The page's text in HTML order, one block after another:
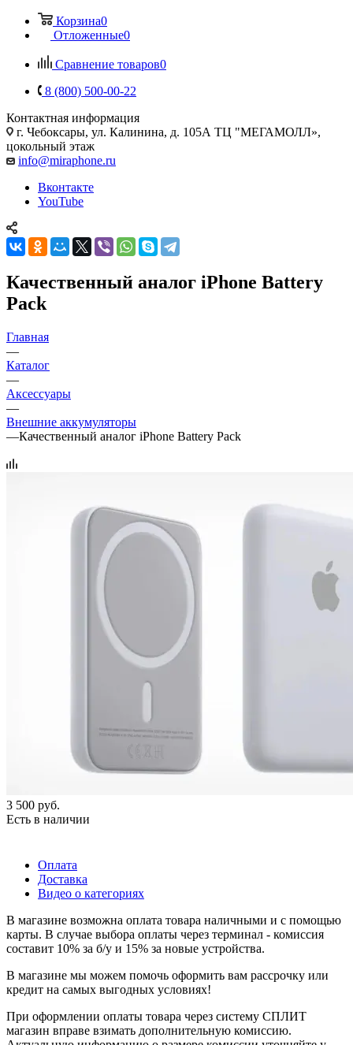
Корзина0
Отложенные0
Сравнение товаров0
8 (800) 500-00-22
Контактная информация
г. Чебоксары, ул. Калинина, д. 105А ТЦ "МЕГАМОЛЛ»,
цокольный этаж
info@miraphone.ru
Вконтакте
YouTube
Качественный аналог iPhone Battеry
Pack
Главная
—
Каталог
—
Аксессуары
—
Внешние аккумуляторы
—Качественный аналог iPhone Battеry Pack
3 500 руб.
Есть в наличии
Оплата
Доставка
Видео о категориях
В магазине возможна оплата товара наличными и с помощью
карты. В случае выбора оплаты через терминал - комиссия
составит 10% за б/у и 15% за новые устройства.
В магазине мы можем помочь оформить вам рассрочку или
кредит на самых выгодных условиях!
При оформлении оплаты товара через систему СПЛИТ
магазин вправе взимать дополнительную комиссию.